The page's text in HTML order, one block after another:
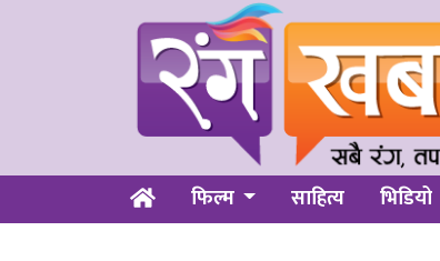
फिल्म साहित्य भिडियो